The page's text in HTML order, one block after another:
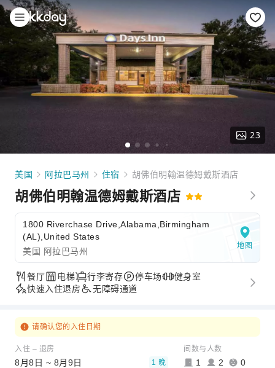
23
美国 阿拉巴马州 住宿 胡佛伯明翰温德姆戴斯酒店
胡佛伯明翰温德姆戴斯酒店
1800 Riverchase Drive,Alabama,Birmingham
(AL),United States
美国 阿拉巴马州
地图
餐厅 电梯 行李寄存 停车场
健身室
快速入住退房
无障碍通道
请确认您的入住日期
入住 – 退房
8月8日 ~ 8月9日 1 晚
间数与人数
1 2 0